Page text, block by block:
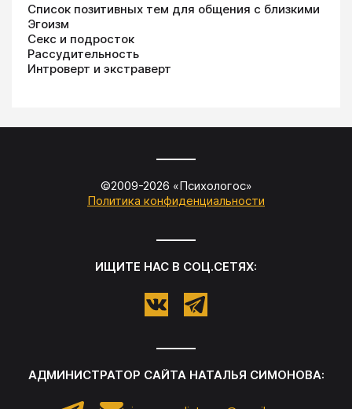
Список позитивных тем для общения с близкими
Эгоизм
Секс и подросток
Рассудительность
Интроверт и экстраверт
©2009-2026 «Психологос»
Политика конфиденциальности
ИЩИТЕ НАС В СОЦ.СЕТЯХ:
АДМИНИСТРАТОР САЙТА НАТАЛЬЯ СИМОНОВА: